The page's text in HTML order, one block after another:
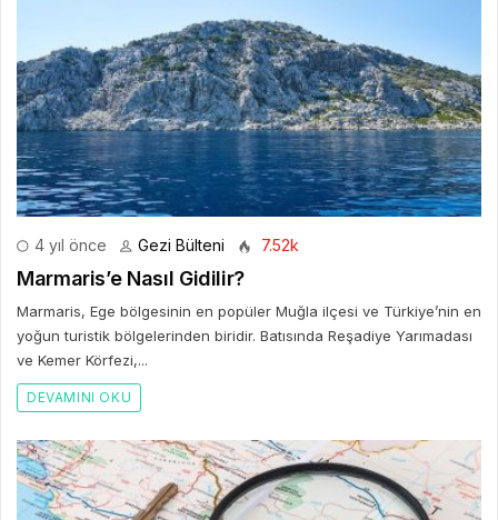
4 yıl önce Gezi Bülteni 7.52k
Marmaris’e Nasıl Gidilir?
Marmaris, Ege bölgesinin en popüler Muğla ilçesi ve Türkiye’nin en
yoğun turistik bölgelerinden biridir. Batısında Reşadiye Yarımadası
ve Kemer Körfezi,...
DEVAMINI OKU